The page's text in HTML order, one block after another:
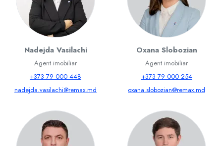
Nadejda Vasilachi
Agent imobiliar
+373 79 000 448
nadejda.vasilachi@remax.md
Oxana Slobozian
Agent imobiliar
+373 79 000 254
oxana.slobozian@remax.md